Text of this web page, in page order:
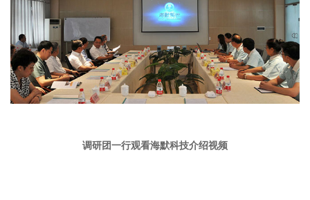
调研团一行观看海默科技介绍视频